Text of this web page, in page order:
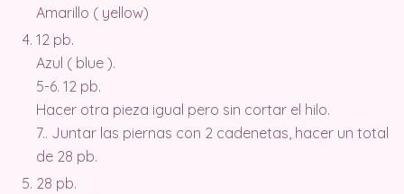
Amarillo ( yellow)
12 pb.
Azul ( blue ).
5-6. 12 pb.
Hacer otra pieza igual pero sin cortar el hilo.
7.. Juntar las piernas con 2 cadenetas, hacer un total
de 28 pb.
28 pb.